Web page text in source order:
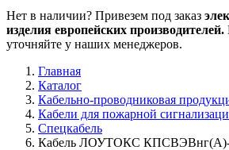
Нет в наличии? Привезем под заказ
изделия европейских производителей.
уточняйте у наших менеджеров.
Главная
Каталог
Кабельно-проводниковая
Кабели для пожарной
Спецкабель
Кабель ЛОУТОКС КПСВЭВнг(А)-